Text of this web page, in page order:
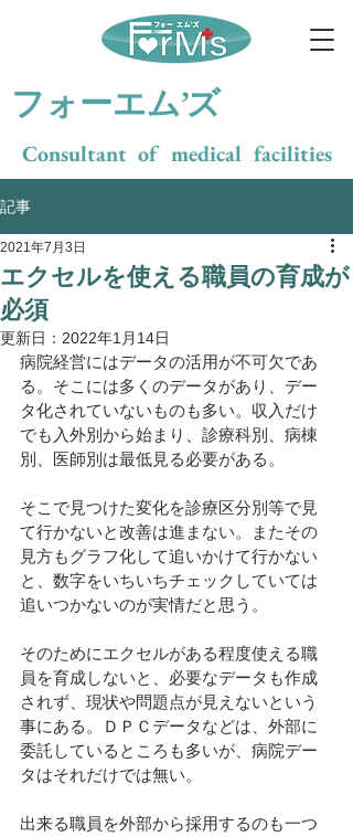
Consultant of medical facilities
​フォーエム’ズ
記事
エクセルを使える職員の育成が
必須
2021年7月3日
更新日： 2022年1月14日
病院経営にはデータの活用が不可欠であ
る。そこには多くのデータがあり、デー
タ化されていないものも多い。収入だけ
でも入外別から始まり、診療科別、病棟
別、医師別は最低見る必要がある。
そこで見つけた変化を診療区分別等で見
て行かないと改善は進まない。またその
見方もグラフ化して追いかけて行かない
と、数字をいちいちチェックしていては
追いつかないのが実情だと思う。
そのためにエクセルがある程度使える職
員を育成しないと、必要なデータも作成
されず、現状や問題点が見えないという
事にある。ＤＰＣデータなどは、外部に
委託しているところも多いが、病院デー
タはそれだけでは無い。
出来る職員を外部から採用するのも一つ